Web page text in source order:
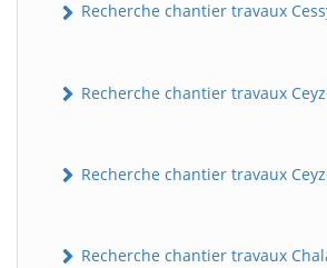
Recherche chantier travaux
Recherche chantier travaux
Recherche chantier travaux
Recherche chantier travaux